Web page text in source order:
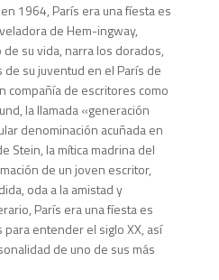
1964, París era una fíesta es
de Hem-ingway,
su vida, narra los dorados,
su juventud en el París de
compañía de escritores como
la llamada «generación
denominación acuñada en
Stein, la mítica madrina del
de un joven escritor,
oda a la amistad y
París era una fíesta es
entender el siglo XX, así
de uno de sus más